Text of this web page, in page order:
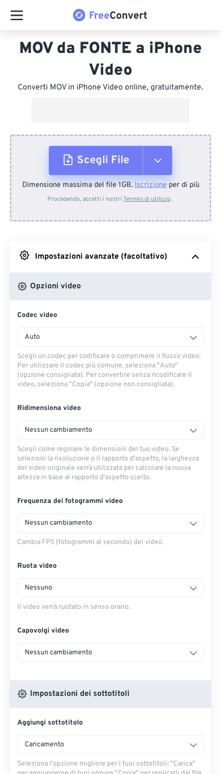
MOV da FONTE a iPhone
Video
Converti MOV in iPhone Video online, gratuitamente.
Scegli File
Dal dispositivo
Da Google Drive
Dimensione massima del file 1GB.Iscrizioneper di più
Procedendo, accetti i nostri Termini di utilizzo .
Impostazioni avanzate (facoltativo)
Opzioni video
Codec video
Auto
Scegli un codec per codificare o comprimere il flusso video.
Per utilizzare il codec più comune, seleziona "Auto"
(opzione consigliata). Per convertire senza ricodificare il
video, seleziona "Copia" (opzione non consigliata).
Ridimensiona video
Nessun cambiamento
Scegli come regolare le dimensioni del tuo video. Se
selezioni la risoluzione o il rapporto d'aspetto, la larghezza
del video originale verrà utilizzata per calcolare la nuova
altezza in base al rapporto d'aspetto scelto.
Frequenza dei fotogrammi video
Nessun cambiamento
Cambia FPS (fotogrammi al secondo) del video
Ruota video
Nessuno
Il video verrà ruotato in senso orario.
Capovolgi video
Nessun cambiamento
Impostazioni dei sottotitoli
Aggiungi sottotitolo
Caricamento
Seleziona l'opzione migliore per i tuoi sottotitoli: "Carica" ​​